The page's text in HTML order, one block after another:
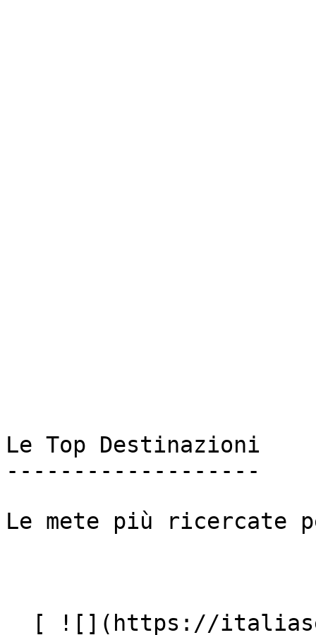
Le Top Destinazioni
-------------------
Le mete più ricercate